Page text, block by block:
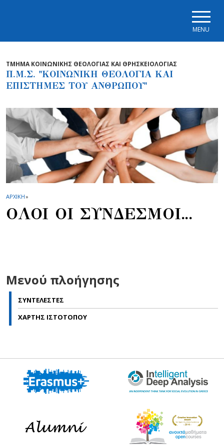
MENU
ΤΜΗΜΑ ΚΟΙΝΩΝΙΚΗΣ ΘΕΟΛΟΓΙΑΣ ΚΑΙ ΘΡΗΣΚΕΙΟΛΟΓΙΑΣ
Π.Μ.Σ. "ΚΟΙΝΩΝΙΚΗ ΘΕΟΛΟΓΙΑ ΚΑΙ
ΕΠΙΣΤΗΜΕΣ ΤΟΥ ΑΝΘΡΩΠΟΥ"
ΑΡΧΙΚΗ»
ΟΛΟΙ ΟΙ ΣΥΝΔΕΣΜΟΙ...
Μενού πλοήγησης
ΣΥΝΤΕΛΕΣΤΕΣ
ΧΑΡΤΗΣ ΙΣΤΟΤΟΠΟΥ